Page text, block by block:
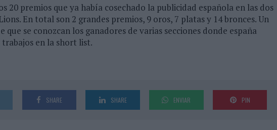
20 premios que ya había cosechado la publicidad española en las dos
En total son 2 grandes premios, 9 oros, 7 platas y 14 bronces. Un
se conozcan los ganadores de varias secciones donde españa
en la short list.
SHARE SHARE ENVIAR PIN